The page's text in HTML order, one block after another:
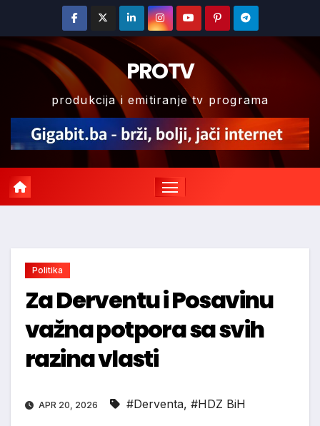
content
PROTV
produkcija i emitiranje tv programa
Politika
Za Derventu i Posavinu
važna potpora sa svih
razina vlasti
APR 20, 2026 #Derventa, #HDZ BiH